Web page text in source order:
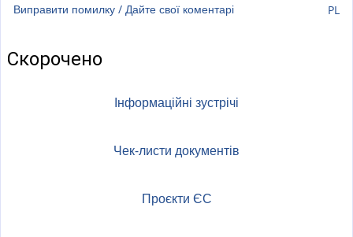
Виправити помилку / Дайте свої коментарі PL
Скорочено
Інформаційні зустрічі
Чек-листи документів
Проєкти ЄС